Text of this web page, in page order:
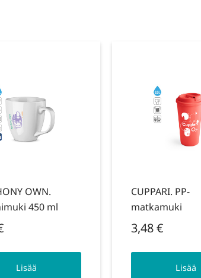
OWN.
450 ml
Lisää
CUPPARI. PP-
matkamuki
3,48€
Lisää